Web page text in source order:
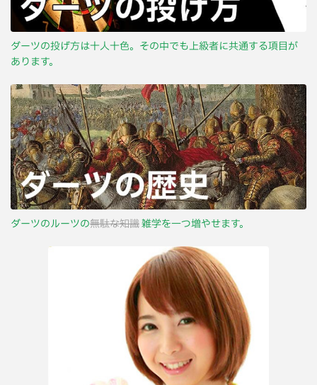
ダーツの投げ方は十人十色。その中でも上級者に共通する項目が
あります。
ダーツのルーツの無駄な知識雑学を一つ増やせます。